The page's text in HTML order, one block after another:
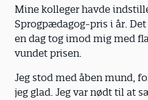
Mine kolleger havde
Sprogpædagog-pris i år.
en dag tog imod mig med
vundet prisen.
Jeg stod med åben mund,
jeg glad. Jeg var nødt til at